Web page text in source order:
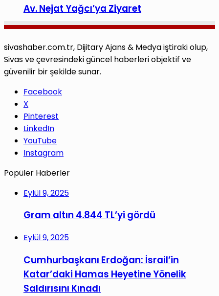
Av. Nejat Yağcı’ya Ziyaret
sivashaber.com.tr, Dijitary Ajans & Medya iştiraki olup,
Sivas ve çevresindeki güncel haberleri objektif ve
güvenilir bir şekilde sunar.
Facebook
X
Pinterest
LinkedIn
YouTube
Instagram
Popüler Haberler
Eylül 9, 2025
Gram altın 4.844 TL’yi gördü
Eylül 9, 2025
Cumhurbaşkanı Erdoğan: İsrail’in
Katar’daki Hamas Heyetine Yönelik
Saldırısını Kınadı